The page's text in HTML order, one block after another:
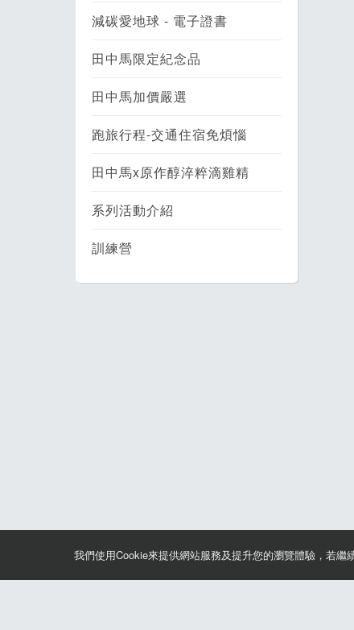
減碳愛地球 - 電子證書
田中馬限定紀念品
田中馬加價嚴選
跑旅行程-交通住宿免煩惱
田中馬x原作醇淬粹滴雞精
系列活動介紹
訓練營
我們使用Cookie來提供網站服務及提升您的瀏覽體驗，若